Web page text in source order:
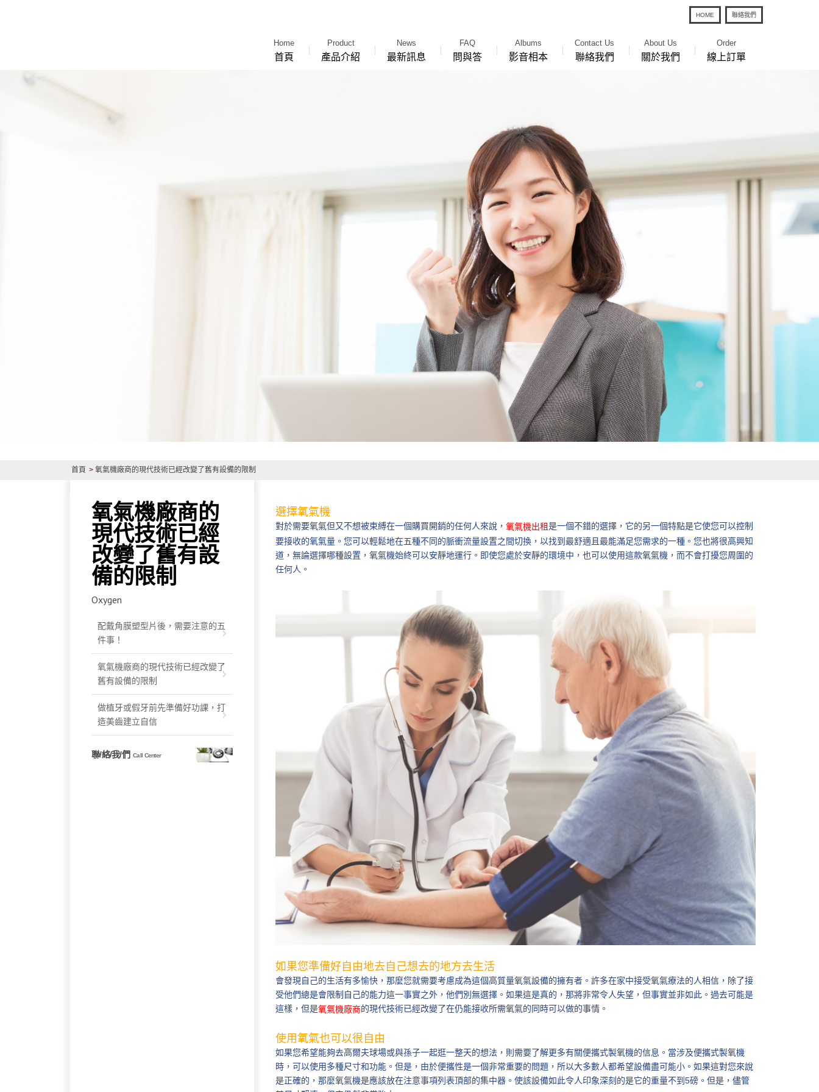
HOME 聯絡我們
Home
首頁
Product
產品介紹
News
最新訊息
FAQ
問與答
Albums
影音相本
Contact Us
聯絡我們
About Us
關於我們
Order
線上訂單
首頁 氧氣機廠商的現代技術已經改變了舊有設備的限制
選擇氧氣機
對於需要氧氣但又不想被束縛在一個購買開銷的任何人來說， 氧氣機出租是一個不錯的選擇，它的另一個特點是它使您可以控制
要接收的氧氣量。您可以輕鬆地在五種不同的脈衝流量設置之間切換，以找到最舒適且最能滿足您需求的一種。您也將很高興知
道，無論選擇哪種設置，氧氣機始終可以安靜地運行。即使您處於安靜的環境中，也可以使用這款氧氣機，而不會打擾您周圍的
任何人。
如果您準備好自由地去自己想去的地方去生活
會發現自己的生活有多愉快，那麼您就需要考慮成為這個高質量氧氣設備的擁有者。許多在家中接受氧氣療法的人相信，除了接
受他們總是會限制自己的能力這一事實之外，他們別無選擇。如果這是真的，那將非常令人失望，但事實並非如此。過去可能是
這樣，但是氧氣機廠商的現代技術已經改變了在仍能接收所需氧氣的同時可以做的事情。
使用氧氣也可以很自由
如果您希望能夠去高爾夫球場或與孫子一起逛一整天的想法，則需要了解更多有關便攜式製氧機的信息。當涉及便攜式製氧機
時，可以使用多種尺寸和功能。但是，由於便攜性是一個非常重要的問題，所以大多數人都希望設備盡可能小。如果這對您來說
是正確的，那麼氧氣機是應該放在注意事項列表頂部的集中器。使該設備如此令人印象深刻的是它的重量不到5磅。但是，儘管
氧氣機廠商的
現代技術已經
改變了舊有設
備的限制
Oxygen
配戴角膜塑型片後，需要注意的五
件事！
氧氣機廠商的現代技術已經改變了
舊有設備的限制
做植牙或假牙前先準備好功課，打
造美齒建立自信
聯/絡/我/們 Call Center